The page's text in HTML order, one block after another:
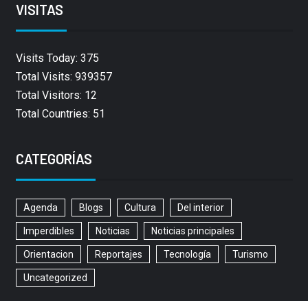
VISITAS
Visits Today: 375
Total Visits: 939357
Total Visitors: 12
Total Countries: 51
CATEGORÍAS
Agenda Blogs Cultura Del interior
Imperdibles Noticias Noticias principales
Orientacion Reportajes Tecnología Turismo
Uncategorized